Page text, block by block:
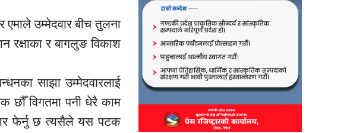
उम्मेदवार बीच तुलना
रक्षाका र बागलुङ विकाश
साझा उम्मेदवारलाई
छौँ विगतमा पनी धेरै काम
फेर्नु छ त्यसैले यस पटक